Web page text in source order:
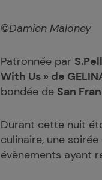
©Damien Maloney
Patronnée par
With Us » de
bondée de San
Durant cette nuit
culinaire, une
évènements ayant